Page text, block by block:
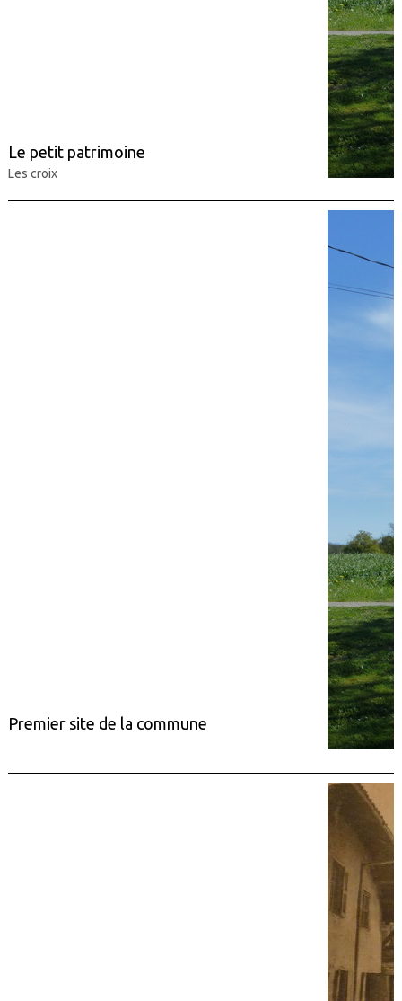
Le petit patrimoine
Les croix
Premier site de la commune